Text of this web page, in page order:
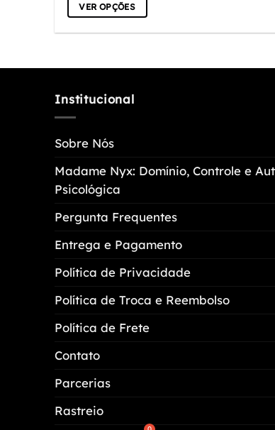
R$557,90
VER OPÇÕES
variantes.
podem
escolhidas
na
página
produto
Institucional
Sobre Nós
Madame Nyx: Domínio, Controle e
Psicológica
Pergunta Frequentes
Entrega e Pagamento
Política de Privacidade
Política de Troca e Reembolso
Política de Frete
Contato
Parcerias
Rastreio